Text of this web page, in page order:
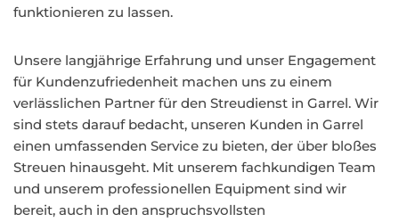
funktionieren zu lassen.
Unsere langjährige Erfahrung und unser Engagement
für Kundenzufriedenheit machen uns zu einem
verlässlichen Partner für den Streudienst in Garrel. Wir
sind stets darauf bedacht, unseren Kunden in Garrel
einen umfassenden Service zu bieten, der über bloßes
Streuen hinausgeht. Mit unserem fachkundigen Team
und unserem professionellen Equipment sind wir
bereit, auch in den anspruchsvollsten